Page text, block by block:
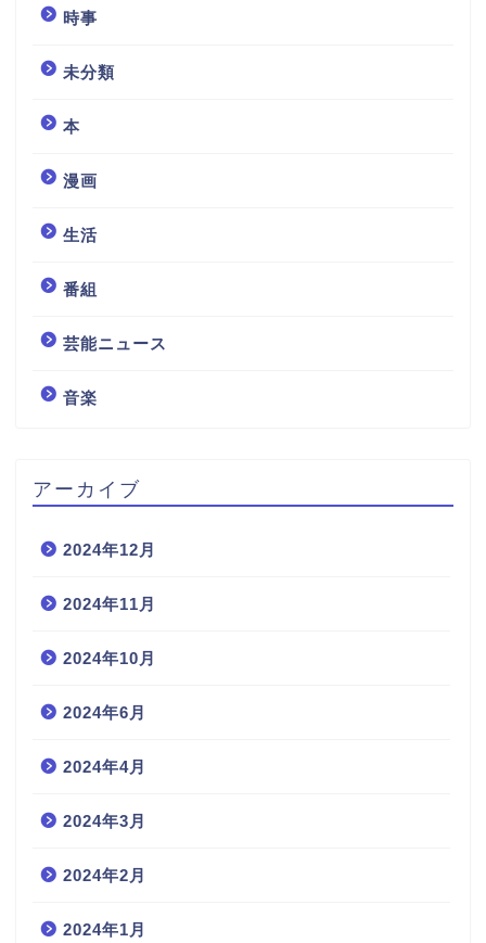
時事
未分類
本
漫画
生活
番組
芸能ニュース
音楽
アーカイブ
2024年12月
2024年11月
2024年10月
2024年6月
2024年4月
2024年3月
2024年2月
2024年1月